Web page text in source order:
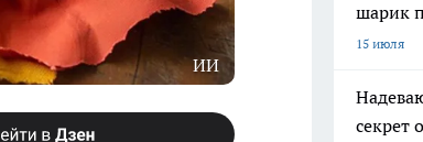
ИИ
шарик
15 июля
секрет